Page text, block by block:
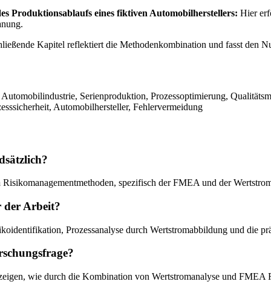
Produktionsablaufs eines fiktiven Automobilherstellers: Hier
Kapitel reflektiert die Methodenkombination und fasst den
Serienproduktion, Prozessoptimierung,
Automobilhersteller, Fehlervermeidung
spezifisch der FMEA und der
der Arbeit?
Prozessanalyse durch Wertstromabbildung und die
wie durch die Kombination von Wertstromanalyse und